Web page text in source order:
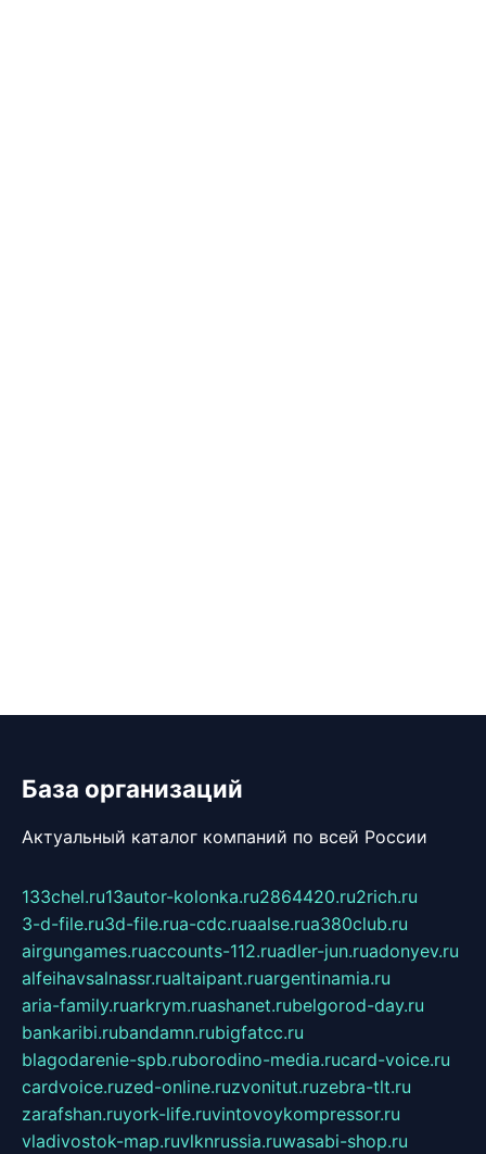
База организаций
Актуальный каталог компаний по всей России
133chel.ru13autor-kolonka.ru2864420.ru2rich.ru
3-d-file.ru3d-file.rua-cdc.ruaalse.rua380club.ru
airgungames.ruaccounts-112.ruadler-jun.ruadonyev.ru
alfeihavsalnassr.rualtaipant.ruargentinamia.ru
aria-family.ruarkrym.ruashanet.rubelgorod-day.ru
bankaribi.rubandamn.rubigfatcc.ru
blagodarenie-spb.ruborodino-media.rucard-voice.ru
cardvoice.ruzed-online.ruzvonitut.ruzebra-tlt.ru
zarafshan.ruyork-life.ruvintovoykompressor.ru
vladivostok-map.ruvlknrussia.ruwasabi-shop.ru